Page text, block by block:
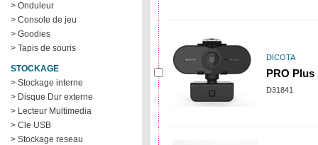
> Onduleur
> Console de jeu
> Goodies
> Tapis de souris
STOCKAGE
> Stockage interne
> Disque Dur externe
> Lecteur Multimedia
> Cle USB
> Stockage reseau
DICOTA
PRO Plus
D31841